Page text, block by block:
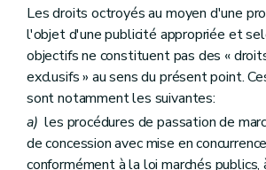
Les droits octroyés au moyen d'une
l'objet d'une publicité appropriée et
objectifs ne constituent pas des «
exclusifs » au sens du présent point.
sont notamment les suivantes:
a) les procédures de passation de
de concession avec mise en
conformément à la loi marchés publics,